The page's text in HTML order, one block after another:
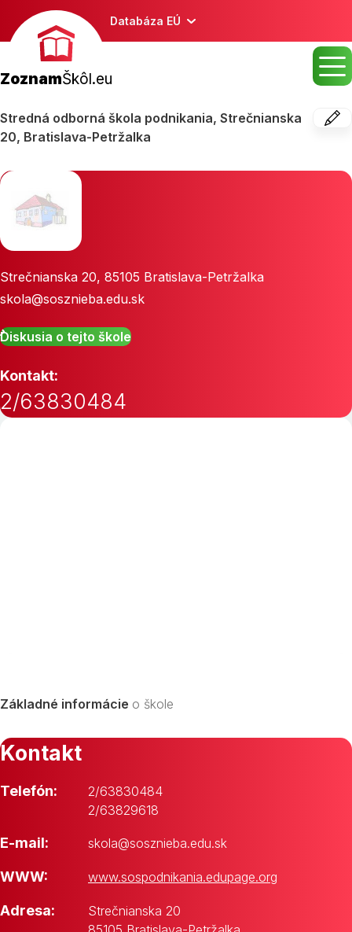
Databáza EÚ
ZoznamŠkôl.eu
Stredná odborná škola podnikania, Strečnianska
20, Bratislava-Petržalka
Strečnianska 20, 85105 Bratislava-Petržalka
skola@sosznieba.edu.sk
Diskusia o tejto škole
Kontakt:
2/63830484
Základné informácie o škole
Kontakt
Telefón:
2/63830484
2/63829618
E-mail: skola@sosznieba.edu.sk
WWW: www.sospodnikania.edupage.org
Adresa:
Strečnianska 20